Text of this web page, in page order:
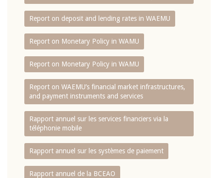
Report on deposit and lending rates in WAEMU
Report on Monetary Policy in WAMU
Report on Monetary Policy in WAMU
Report on WAEMU’s financial market infrastructures,
and payment instruments and services
Rapport annuel sur les services financiers via la
téléphonie mobile
Rapport annuel sur les systèmes de paiement
Rapport annuel de la BCEAO